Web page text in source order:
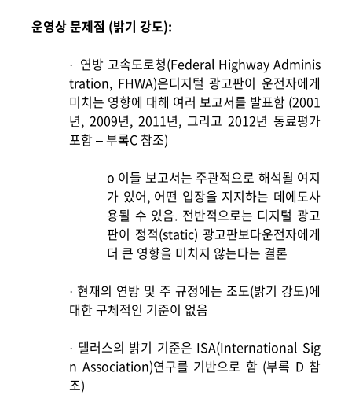
운영상 문제점 (밝기 강도):
·
연방 고속도로청(Federal Highway Adminis
tration, FHWA)은디지털 광고판이 운전자에게
미치는 영향에 대해 여러 보고서를 발표함 (2001
년, 2009년, 2011년, 그리고 2012년 동료평가
포함 – 부록C 참조)
o 이들 보고서는 주관적으로 해석될 여지
가 있어, 어떤 입장을 지지하는 데에도사
용될 수 있음. 전반적으로는 디지털 광고
판이 정적(static) 광고판보다운전자에게
더 큰 영향을 미치지 않는다는 결론
· 현재의 연방 및 주 규정에는 조도(밝기 강도)에
대한 구체적인 기준이 없음
· 댈러스의 밝기 기준은 ISA(International Sig
n Association)연구를 기반으로 함 (부록 D 참
조)